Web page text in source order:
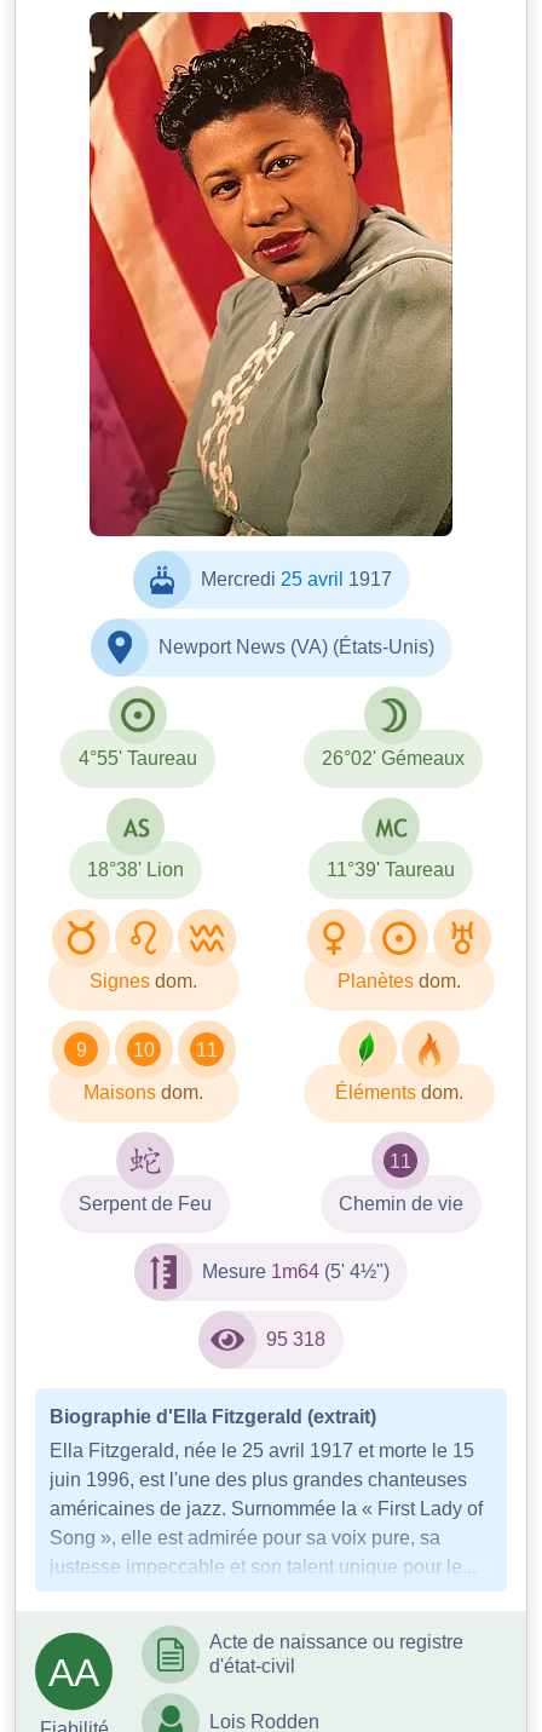
Mercredi 25 avril 1917
Newport News (VA) (États-Unis)
4°55' Taureau 26°02' Gémeaux
18°38' Lion 11°39' Taureau
Signes dom. Planètes dom.
9 10 11
Maisons dom. Éléments dom.
Serpent de Feu
11
Chemin de vie
Mesure 1m64 (5' 4½")
95 318
Biographie d'Ella Fitzgerald (extrait)
Ella Fitzgerald, née le 25 avril 1917 et morte le 15
juin 1996, est l'une des plus grandes chanteuses
américaines de jazz. Surnommée la « First Lady of
Song », elle est admirée pour sa voix pure, sa
justesse impeccable et son talent unique pour le...
AA
Acte de naissance ou registre
d'état-civil
Lois Rodden